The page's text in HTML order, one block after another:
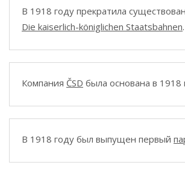
В 1918 году прекратила
Die kaiserlich-königlichen Staatsbahnen.
Компания ČSD была основана в 1918
В 1918 году был выпущен первый